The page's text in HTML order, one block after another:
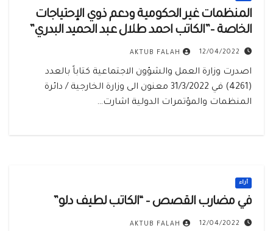
المنظمات غير الحكومية ودعم ذوي الإحتياجات
الخاصة –”الكاتب احمد طلال عبد الحميد البدري”
12/04/2022
AKTUB FALAH
اصدرت وزارة العمل والشؤون الاجتماعية كتاباً بالعدد
(4261) في 31/3/2022 معنون الى وزارة الخارجية / دائرة
المنظمات والمؤتمرات الدولية اشارت…
في مضارب القصص – “الكاتب لطيف دلو”
12/04/2022
AKTUB FALAH